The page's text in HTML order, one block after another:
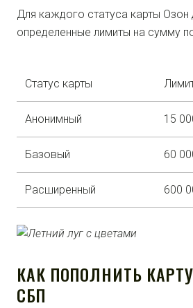
Для каждого статуса карты Озон
определенные лимиты на сумму
Статус карты
Анонимный 15
Базовый 60
Расширенный 600
КАК ПОПОЛНИТЬ
СБП